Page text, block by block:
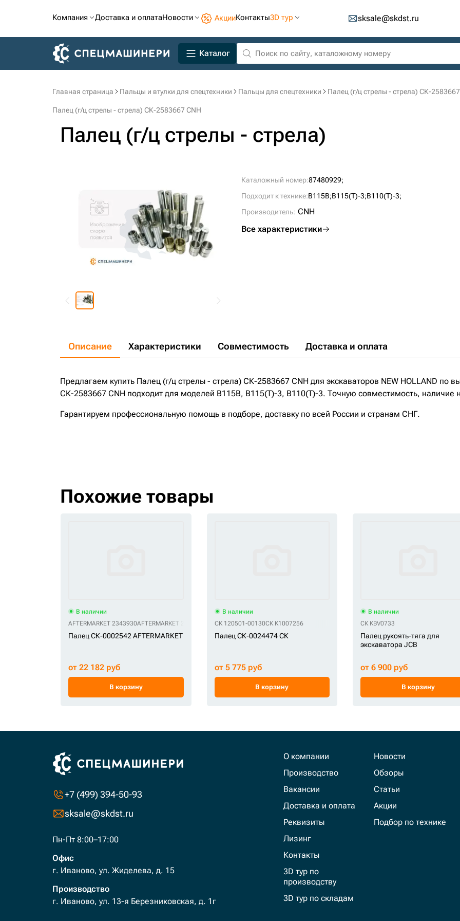
Компания Доставка и оплатаНовости АкцииКонтакты3D тур sksale@skdst.ru
Каталог
Главная страница Пальцы и втулки для спецтехники Пальцы для спецтехники Палец (г/ц стрелы - стрела) СК-
Палец (г/ц стрелы - стрела) СК-2583667 CNH
Палец (г/ц стрелы - стрела)
Каталожный номер:87480929;
Подходит к технике:B115B;B115(T)-3;B110(T)-3;
Производитель: CNH
Все характеристики
Описание Характеристики Совместимость Доставка и оплата
Предлагаем купить Палец (г/ц стрелы - стрела) СК-2583667 CNH для экскаваторов NEW HOLLAND по
СК-2583667 CNH подходит для моделей B115B, B115(T)-3, B110(T)-3. Точную совместимость, наличие
Гарантируем профессиональную помощь в подборе, доставку по всей России и странам СНГ.
Похожие товары
В наличии
AFTERMARKET 2343930AFTERMARKET 234-3930
Палец СК-0002542 AFTERMARKET
от 22 182 руб
В корзину
В наличии
СК 120501-00130СК K1007256
Палец СК-0024474 СК
от 5 775 руб
В корзину
В наличии
СК KBV0733
Палец рукоять-тяга для
экскаватора JCB
от 6 900 руб
В корзину
+7 (499) 394-50-93
sksale@skdst.ru
Пн-Пт 8:00–17:00
Офис
г. Иваново, ул. Жиделева, д. 15
Производство
г. Иваново, ул. 13-я Березниковская, д. 1г
О компании
Производство
Вакансии
Доставка и оплата
Реквизиты
Лизинг
Контакты
3D тур по
производству
3D тур по складам
Новости
Обзоры
Статьи
Акции
Подбор по технике